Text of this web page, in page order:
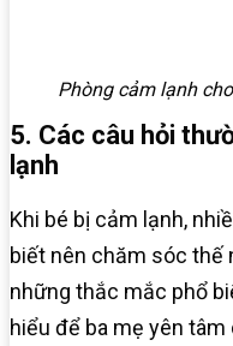
Phòng cảm lạnh
5. Các câu hỏi
lạnh
Khi bé bị cảm lạnh,
biết nên chăm sóc thế
những thắc mắc phổ
hiểu để ba mẹ yên